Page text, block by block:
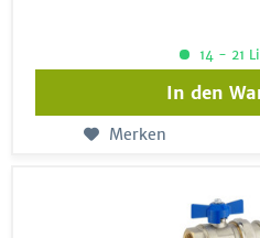
14 - 21
In den
Merken